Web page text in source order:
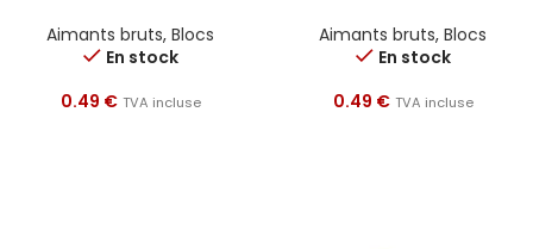
Aimants bruts, Blocs
En stock
0.49 € TVA incluse
Aimants bruts, Blocs
En stock
0.49 € TVA incluse